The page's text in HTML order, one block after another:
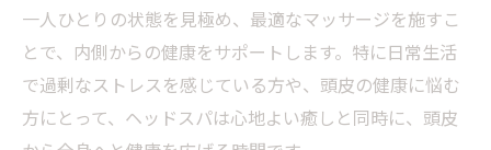
一人ひとりの状態を見極め、最適なマッサージを施すこ
とで、内側からの健康をサポートします。特に日常生活
で過剰なストレスを感じている方や、頭皮の健康に悩む
方にとって、ヘッドスパは心地よい癒しと同時に、頭皮